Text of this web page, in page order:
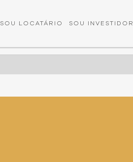
SOU LOCATÁRIO SOU INVESTIDOR